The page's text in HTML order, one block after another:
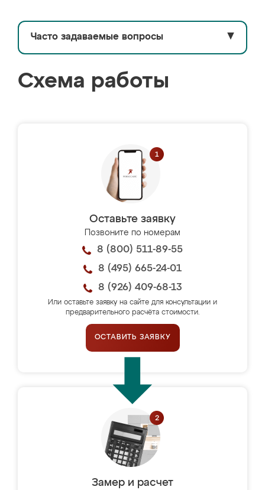
Часто задаваемые вопросы ▼
Схема работы
Оставьте заявку
Позвоните по номерам
8 (800) 511-89-55
8 (495) 665-24-01
8 (926) 409-68-13
Или оставьте заявку на сайте для консультации и
предварительного расчёта стоимости.
ОСТАВИТЬ ЗАЯВКУ
Замер и расчет